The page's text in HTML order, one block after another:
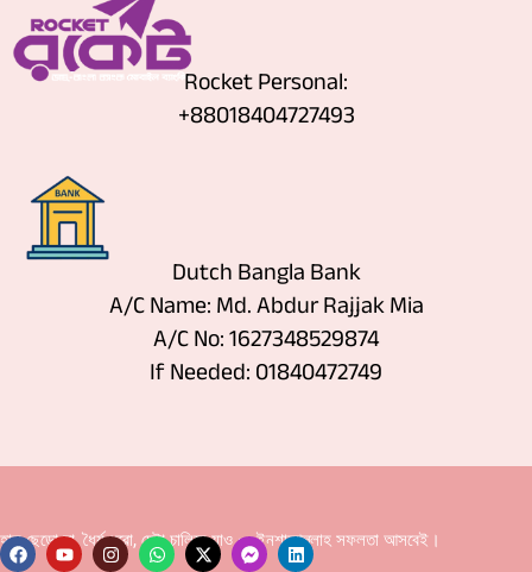
Rocket Personal:
+88018404727493
Dutch Bangla Bank
A/C Name: Md. Abdur Rajjak Mia
A/C No: 1627348529874
If Needed: 01840472749
হাল ছেড়ো না, ধৈর্য ধরো, চেষ্টা চালিয়ে যাও — ইনশাআল্লাহ সফলতা আসবেই।